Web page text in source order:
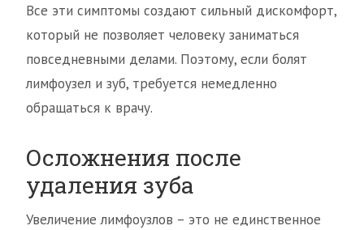
Все эти симптомы создают сильный дискомфорт,
который не позволяет человеку заниматься
повседневными делами. Поэтому, если болят
лимфоузел и зуб, требуется немедленно
обращаться к врачу.
Осложнения после
удаления зуба
Увеличение лимфоузлов – это не единственное